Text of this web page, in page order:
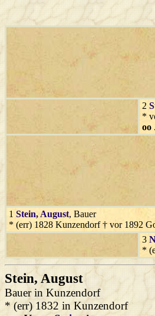
2
*
oo
1 Stein, August, Bauer
* (err) 1828 Kunzendorf † vor 1892
3
*
Stein, August
Bauer in Kunzendorf
* (err) 1832 in Kunzendorf